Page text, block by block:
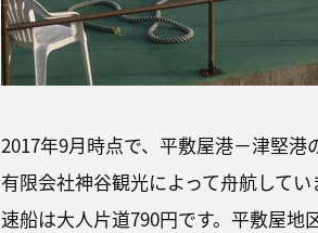
2017年9月時点で、平敷屋港－津堅
有限会社神谷観光によって舟航して
速船は大人片道790円です。平敷屋